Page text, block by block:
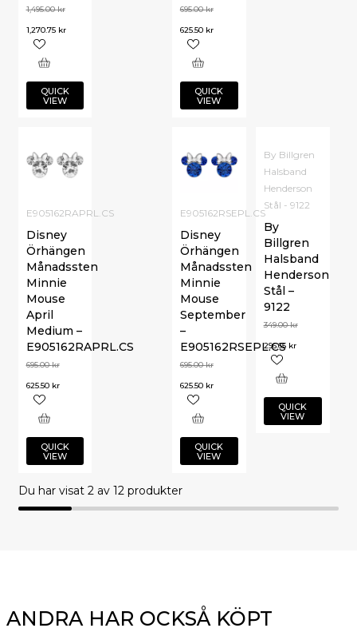
695.00kr
625.50 kr
QUICK
VIEW
1,495.00kr
1,270.75 kr
QUICK
VIEW
By Billgren
Halsband
Henderson
Stål - 9122
By
Billgren
Halsband
Henderson
Stål –
9122
349.00kr
296.65 kr
QUICK
VIEW
E905162RAPRL.CS
Disney
Örhängen
Månadssten
Minnie
Mouse
April
Medium –
E905162RAPRL.CS
695.00kr
625.50 kr
QUICK
VIEW
E905162RSEPL.CS
Disney
Örhängen
Månadssten
Minnie
Mouse
September
–
E905162RSEPL.CS
695.00kr
625.50 kr
QUICK
VIEW
Du har visat 2av 12 produkter
ANDRA HAR OCKSÅ KÖPT